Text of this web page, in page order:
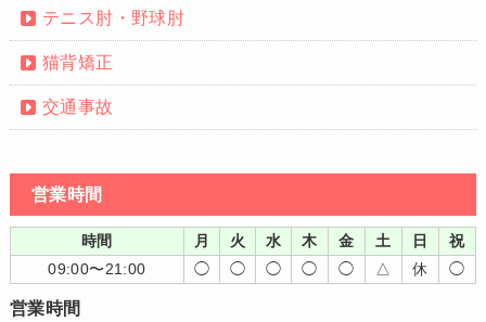
テニス肘・野球肘
猫背矯正
交通事故
営業時間
時間 月 火 水 木 金 土 日
祝
09:00〜21:00
◯ ◯ ◯ ◯ ◯ △ 休 ◯
営業時間